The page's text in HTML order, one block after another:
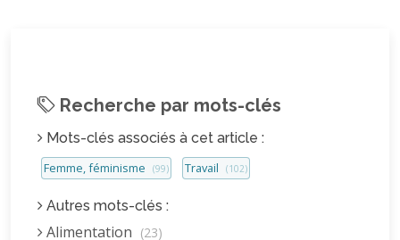
Recherche par mots-clés
Mots-clés associés à cet article :
Femme, féminisme (99) Travail (102)
Autres mots-clés :
Alimentation (23)